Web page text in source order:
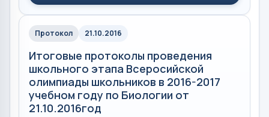
Протокол 21.10.2016
Итоговые протоколы проведения
школьного этапа Всеросийской
олимпиады школьников в 2016-2017
учебном году по Биологии от
21.10.2016год